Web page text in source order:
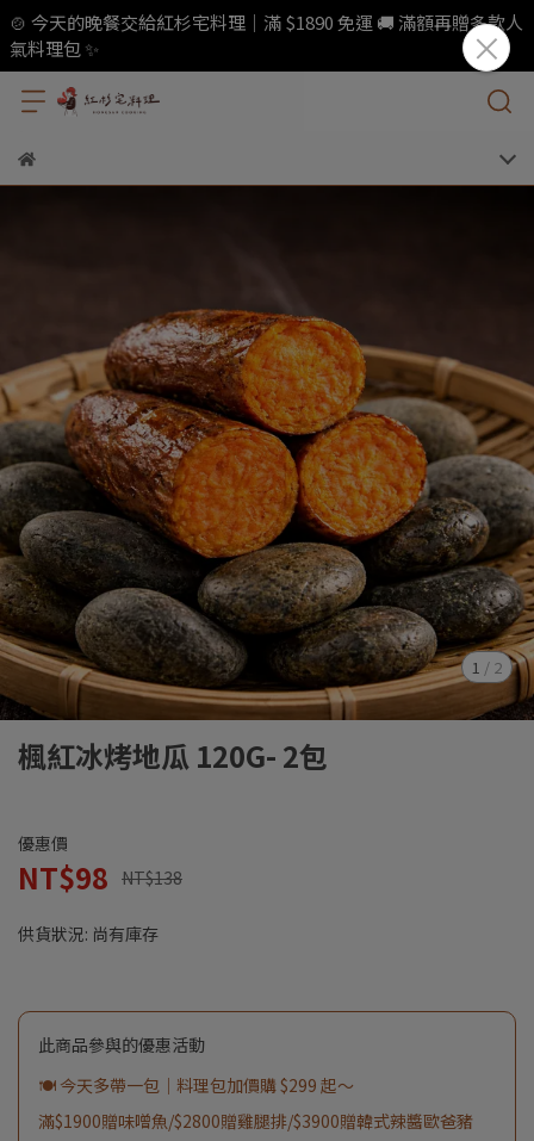
🍲 今天的晚餐交給紅杉宅料理｜滿 $1890 免運 🚚 滿額再贈多款人
氣料理包 ✨
1 / 2
楓紅冰烤地瓜 120G- 2包
優惠價
NT$98 NT$138
供貨狀況: 尚有庫存
此商品參與的優惠活動
🍽️ 今天多帶一包｜料理包加價購 $299 起～
滿$1900贈味噌魚/$2800贈雞腿排/$3900贈韓式辣醬歐爸豬